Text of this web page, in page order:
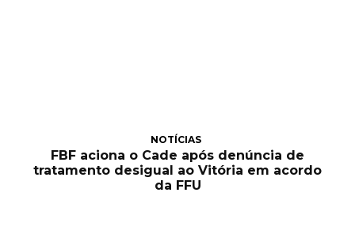
NOTÍCIAS
FBF aciona o Cade após denúncia de
tratamento desigual ao Vitória em acordo
da FFU